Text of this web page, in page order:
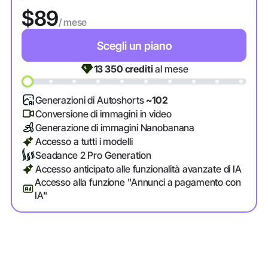
$89/ mese
Scegli un piano
13 350 creditial mese
Generazioni di Autoshorts ~102
Conversione di immagini in video
Generazione di immagini Nanobanana
Accesso a tutti i modelli
Seadance 2 Pro Generation
Accesso anticipato alle funzionalità avanzate di IA
Accesso alla funzione "Annunci a pagamento con
IA"